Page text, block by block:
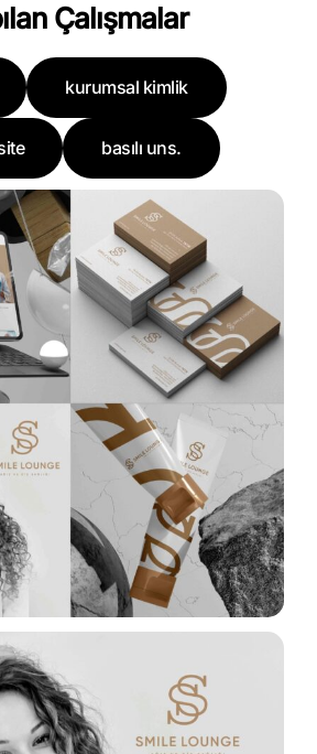
Çalışmalar
kurumsal kimlik
basılı uns.